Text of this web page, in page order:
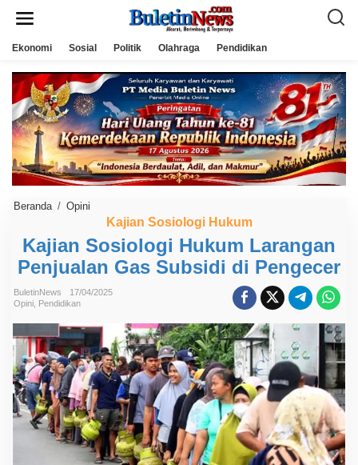
Ekonomi Sosial Politik Olahraga Pendidikan
Beranda / Opini
i
a
n
S
o
o
o
g
i
H
u
k
u
m
L
a
Kajian Sosiologi Hukum
Kajian Sosiologi Hukum Larangan
Penjualan Gas Subsidi di Pengecer
BuletinNews
17/04/2025
Opini Pendidikan